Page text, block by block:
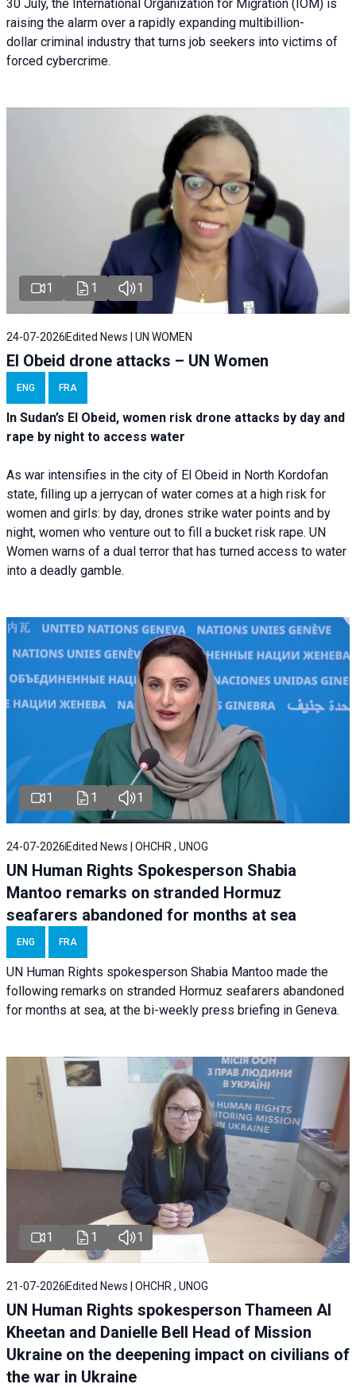
30 July, the International Organization for Migration (IOM) is
raising the alarm over a rapidly expanding multibillion-
dollar criminal industry that turns job seekers into victims of
forced cybercrime.
1 1 1
24-07-2026 Edited News | UN WOMEN
El Obeid drone attacks – UN Women
ENG FRA
In Sudan’s El Obeid, women risk drone attacks by day and
rape by night to access water
As war intensifies in the city of El Obeid in North Kordofan
state, filling up a jerrycan of water comes at a high risk for
women and girls: by day, drones strike water points and by
night, women who venture out to fill a bucket risk rape. UN
Women warns of a dual terror that has turned access to water
into a deadly gamble.
1 1 1
24-07-2026 Edited News | OHCHR , UNOG
UN Human Rights Spokesperson Shabia
Mantoo remarks on stranded Hormuz
seafarers abandoned for months at sea
ENG FRA
UN Human Rights spokesperson Shabia Mantoo made the
following remarks on stranded Hormuz seafarers abandoned
for months at sea, at the bi-weekly press briefing in Geneva.
1 1 1
21-07-2026 Edited News | OHCHR , UNOG
UN Human Rights spokesperson Thameen Al
Kheetan and Danielle Bell Head of Mission
Ukraine on the deepening impact on civilians of
the war in Ukraine